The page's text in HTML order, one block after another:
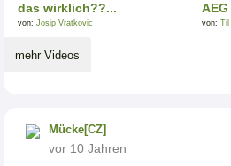
das wirklich??...
von: Josip Vratkovic von: Til
mehr Videos
Mücke[CZ]
vor 10 Jahren